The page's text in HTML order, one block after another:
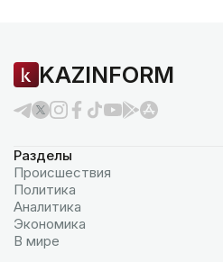
KAZINFORM
Разделы
Происшествия
Политика
Аналитика
Экономика
В мире